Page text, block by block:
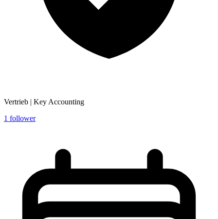
Vertrieb | Key Accounting
1 follower